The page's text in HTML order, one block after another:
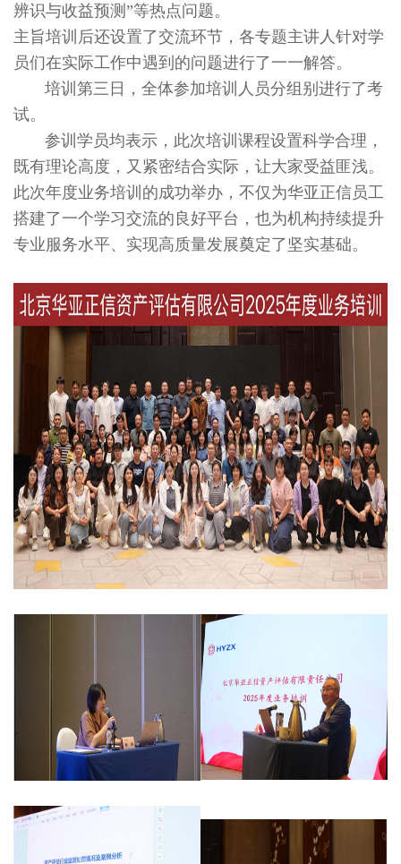
辨识与收益预测”等热点问题。
主旨培训后还设置了交流环节，各专题主讲人针对学
员们在实际工作中遇到的问题进行了一一解答。
培训第三日，全体参加培训人员分组别进行了考
试。
参训学员均表示，此次培训课程设置科学合理，
既有理论高度，又紧密结合实际，让大家受益匪浅。
此次年度业务培训的成功举办，不仅为华亚正信员工
搭建了一个学习交流的良好平台，也为机构持续提升
专业服务水平、实现高质量发展奠定了坚实基础。